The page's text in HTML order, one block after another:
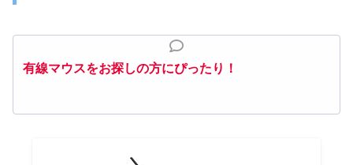
有線マウスをお探しの方にぴったり！